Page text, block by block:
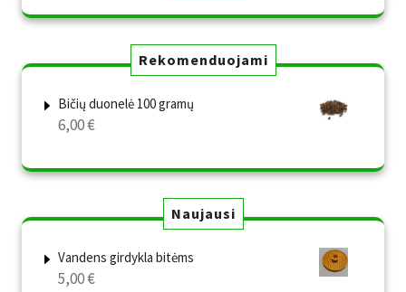
Rekomenduojami
Bičių duonelė 100 gramų
6,00€
Naujausi
Vandens girdykla bitėms
5,00€